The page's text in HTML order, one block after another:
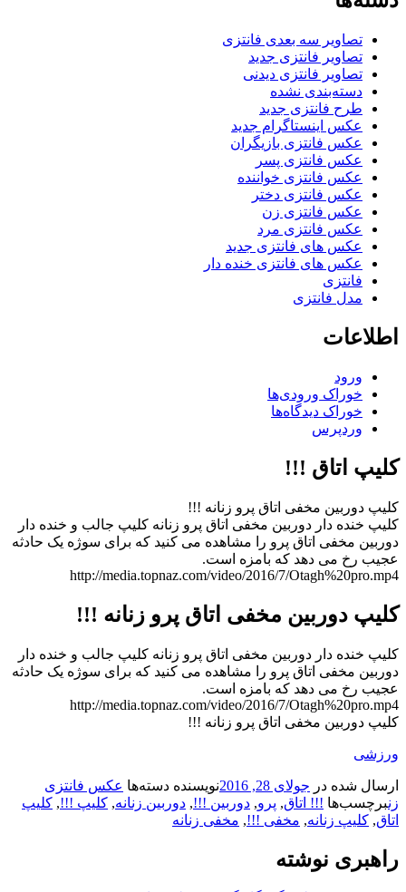
تصاویر سه بعدی فانتزی
تصاویر فانتزی جدید
تصاویر فانتزی دیدنی
دسته‌بندی نشده
طرح فانتزی جدید
عکس اینستاگرام جدید
عکس فانتزی بازیگران
عکس فانتزی پسر
عکس فانتزی خواننده
عکس فانتزی دختر
عکس فانتزی زن
عکس فانتزی مرد
عکس های فانتزی جدید
عکس های فانتزی خنده دار
فانتزی
مدل فانتزی
اطلاعات
ورود
خوراک ورودی‌ها
خوراک دیدگاه‌ها
وردپرس
کلیپ اتاق !!!
کلیپ دوربین مخفی اتاق پرو زنانه !!!
کلیپ خنده دار دوربین مخفی اتاق پرو زنانه کلیپ جالب و خنده دار
دوربین مخفی اتاق پرو را مشاهده می کنید که برای سوژه یک حادثه
عجیب رخ می دهد که بامزه است.
http://media.topnaz.com/video/2016/7/Otagh%20pro.mp4
کلیپ دوربین مخفی اتاق پرو زنانه !!!
کلیپ خنده دار دوربین مخفی اتاق پرو زنانه کلیپ جالب و خنده دار
دوربین مخفی اتاق پرو را مشاهده می کنید که برای سوژه یک حادثه
عجیب رخ می دهد که بامزه است.
http://media.topnaz.com/video/2016/7/Otagh%20pro.mp4
کلیپ دوربین مخفی اتاق پرو زنانه !!!
ورزشی
ارسال شده در جولای 28, 2016 نویسنده دسته‌ها عکس فانتزی
زنبرچسب‌ها !!! اتاق, پرو, دوربین !!!, دوربین زنانه, کلیپ !!!, کلیپ
اتاق, کلیپ زنانه, مخفی !!!, مخفی زنانه
راهبری نوشته